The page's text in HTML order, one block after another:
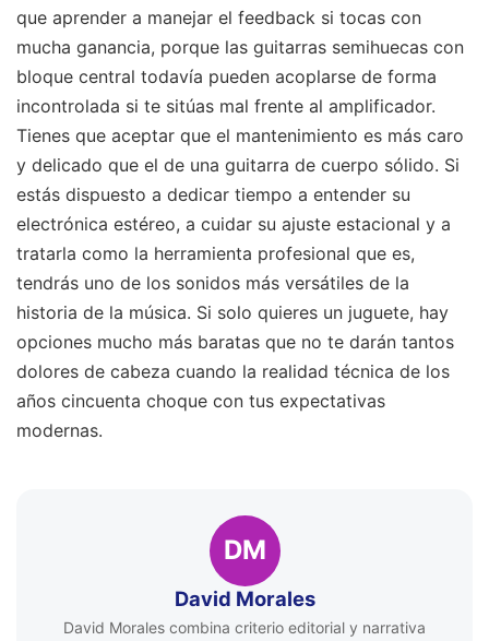
que aprender a manejar el feedback si tocas con
mucha ganancia, porque las guitarras semihuecas con
bloque central todavía pueden acoplarse de forma
incontrolada si te sitúas mal frente al amplificador.
Tienes que aceptar que el mantenimiento es más caro
y delicado que el de una guitarra de cuerpo sólido. Si
estás dispuesto a dedicar tiempo a entender su
electrónica estéreo, a cuidar su ajuste estacional y a
tratarla como la herramienta profesional que es,
tendrás uno de los sonidos más versátiles de la
historia de la música. Si solo quieres un juguete, hay
opciones mucho más baratas que no te darán tantos
dolores de cabeza cuando la realidad técnica de los
años cincuenta choque con tus expectativas
modernas.
DM
David Morales
David Morales combina criterio editorial y narrativa